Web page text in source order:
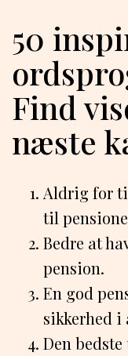
50
Find
næste
Aldrig for
til
Bedre at
pension.
En god
sikkerhed i
Den